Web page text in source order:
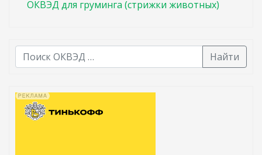
ОКВЭД для груминга (стрижки животных)
Найти
В списке найденных результатов используйте